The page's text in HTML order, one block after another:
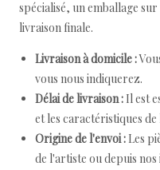
spécialisé, un emballage
livraison finale.
Livraison à domicile :
vous nous indiquerez.
Délai de livraison : Il est
et les caractéristiques
Origine de l'envoi : Les
de l'artiste ou depuis